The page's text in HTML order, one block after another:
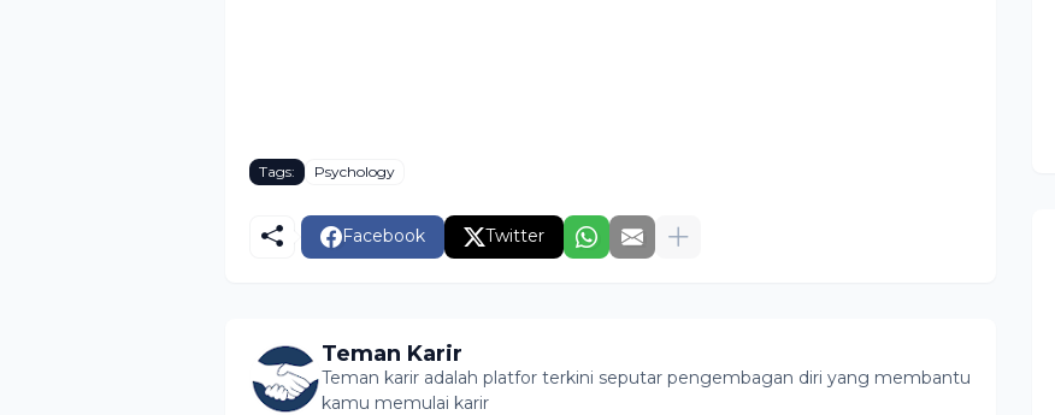
Tags: Psychology
Facebook Twitter
Teman Karir
Teman karir adalah platfor terkini seputar pengembagan diri yang membantu
kamu memulai karir